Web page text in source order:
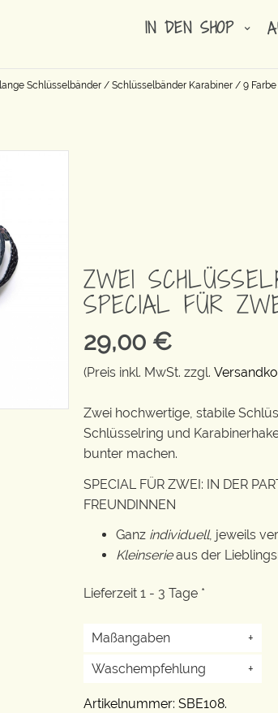
IN DEN SHOP
lange Schlüsselbänder / Schlüsselbänder Karabiner / 9
ZWEI
SPECIAL FÜR
29,00 €
(Preis inkl. MwSt. zzgl.
Zwei hochwertige, stabile
Schlüsselring und
bunter machen.
SPECIAL FÜR ZWEI: IN DER
FREUNDINNEN
Ganz individuell, jeweils
Kleinserieaus der
Lieferzeit 1 - 3 Tage *
Maßangaben
+
Waschempfehlung
+
Artikelnummer: SBE108.